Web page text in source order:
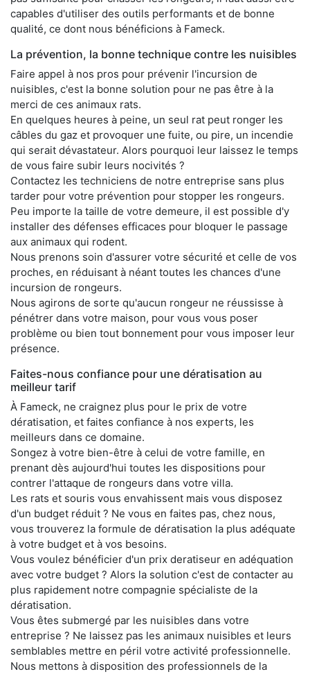
capables d'utiliser des outils performants et de bonne
qualité, ce dont nous bénéficions à Fameck.
La prévention, la bonne technique contre les nuisibles
Faire appel à nos pros pour prévenir l'incursion de
nuisibles, c'est la bonne solution pour ne pas être à la
merci de ces animaux rats.
En quelques heures à peine, un seul rat peut ronger les
câbles du gaz et provoquer une fuite, ou pire, un incendie
qui serait dévastateur. Alors pourquoi leur laissez le temps
de vous faire subir leurs nocivités ?
Contactez les techniciens de notre entreprise sans plus
tarder pour votre prévention pour stopper les rongeurs.
Peu importe la taille de votre demeure, il est possible d'y
installer des défenses efficaces pour bloquer le passage
aux animaux qui rodent.
Nous prenons soin d'assurer votre sécurité et celle de vos
proches, en réduisant à néant toutes les chances d'une
incursion de rongeurs.
Nous agirons de sorte qu'aucun rongeur ne réussisse à
pénétrer dans votre maison, pour vous vous poser
problème ou bien tout bonnement pour vous imposer leur
présence.
Faites-nous confiance pour une dératisation au
meilleur tarif
À Fameck, ne craignez plus pour le prix de votre
dératisation, et faites confiance à nos experts, les
meilleurs dans ce domaine.
Songez à votre bien-être à celui de votre famille, en
prenant dès aujourd'hui toutes les dispositions pour
contrer l'attaque de rongeurs dans votre villa.
Les rats et souris vous envahissent mais vous disposez
d'un budget réduit ? Ne vous en faites pas, chez nous,
vous trouverez la formule de dératisation la plus adéquate
à votre budget et à vos besoins.
Vous voulez bénéficier d'un prix deratiseur en adéquation
avec votre budget ? Alors la solution c'est de contacter au
plus rapidement notre compagnie spécialiste de la
dératisation.
Vous êtes submergé par les nuisibles dans votre
entreprise ? Ne laissez pas les animaux nuisibles et leurs
semblables mettre en péril votre activité professionnelle.
Nous mettons à disposition des professionnels de la